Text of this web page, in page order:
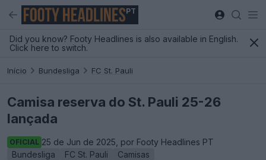
PT
Did you know? Footy Headlines is also available in English.
Click here to switch.
Início Bundesliga FC St. Pauli
Camisa reserva do St. Pauli 25-26
lançada
OFICIAL 25 de Jun de 2025, por Footy Headlines PT
Bundesliga
FC St. Pauli
Camisas